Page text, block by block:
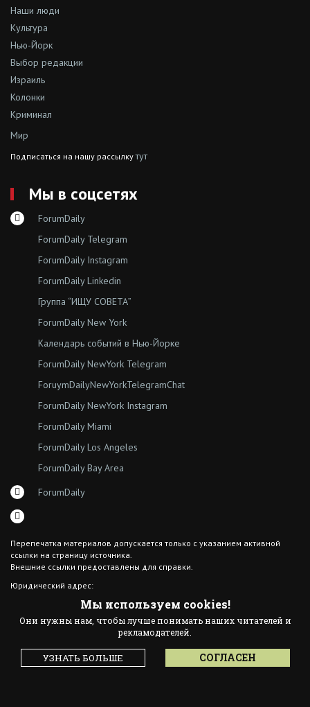
Наши люди
Культура
Нью-Йорк
Выбор редакции
Израиль
Колонки
Криминал
Мир
Подписаться на нашу рассылкутут
Мы в соцсетях
ForumDaily
ForumDaily Telegram
ForumDaily Instagram
ForumDaily Linkedin
Группа “ИЩУ СОВЕТА”
ForumDaily New York
Календарь событий в Нью-Йорке
ForumDaily NewYork Telegram
ForuymDailyNewYorkTelegramChat
ForumDaily NewYork Instagram
ForumDaily Miami
ForumDaily Los Angeles
ForumDaily Bay Area
ForumDaily
Перепечатка материалов допускается только с указанием активной
ссылки на страницу источника.
Внешние ссылки предоставлены для справки.
Юридический адрес:
Brooklyn NY 11204
© 2015 ForumDaily inc.
Designed By иskra*
Мы используем cookies!
Они нужны нам, чтобы лучше понимать наших читателей и
рекламодателей.
УЗНАТЬ БОЛЬШЕ СОГЛАСЕН